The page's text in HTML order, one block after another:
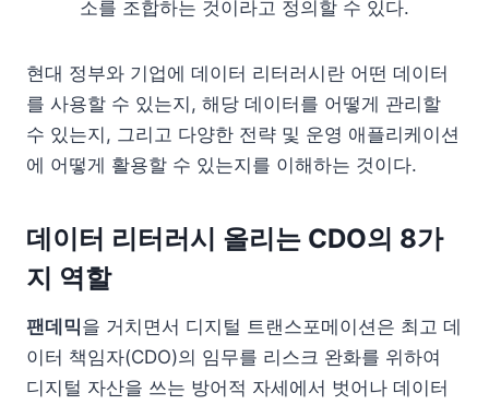
소를 조합하는 것이라고 정의할 수 있다.
현대 정부와 기업에 데이터 리터러시란 어떤 데이터
를 사용할 수 있는지, 해당 데이터를 어떻게 관리할
수 있는지, 그리고 다양한 전략 및 운영 애플리케이션
에 어떻게 활용할 수 있는지를 이해하는 것이다.
데이터 리터러시 올리는 CDO의 8가
지 역할
팬데믹을 거치면서 디지털 트랜스포메이션은 최고 데
이터 책임자(CDO)의 임무를 리스크 완화를 위하여
디지털 자산을 쓰는 방어적 자세에서 벗어나 데이터